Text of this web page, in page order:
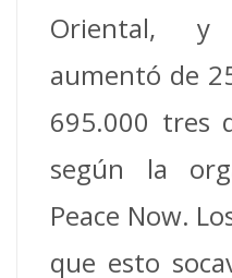
Oriental, y
aumentó de
695.000 tres
según la
Peace Now.
que esto